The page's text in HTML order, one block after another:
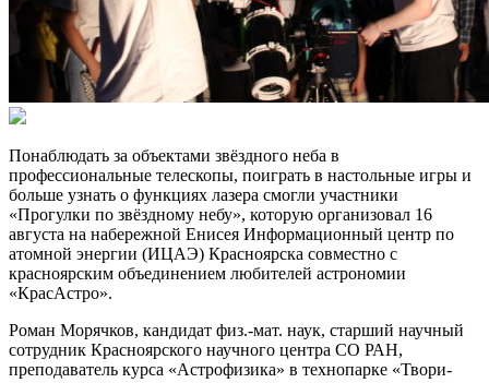
Понаблюдать за объектами звёздного неба в
профессиональные телескопы, поиграть в настольные игры и
больше узнать о функциях лазера смогли участники
«Прогулки по звёздному небу», которую организовал 16
августа на набережной Енисея Информационный центр по
атомной энергии (ИЦАЭ) Красноярска совместно с
красноярским объединением любителей астрономии
«КрасАстро».
Роман Морячков, кандидат физ.-мат. наук, старший научный
сотрудник Красноярского научного центра СО РАН,
преподаватель курса «Астрофизика» в технопарке «Твори-